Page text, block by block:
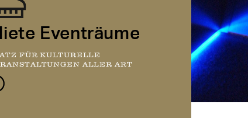
Eventräume
FÜR KULTURELLE
ALLER ART